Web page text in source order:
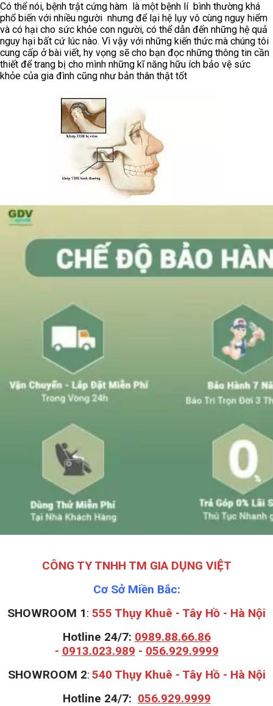
Có thể nói, bệnh trật cứng hàm là một bệnh lí bình thường khá
phổ biến với nhiều người nhưng để lại hệ lụy vô cùng nguy hiểm
và có hại cho sức khỏe con người, có thể dẫn đến những hệ quả
nguy hại bất cứ lúc nào. Vì vậy với những kiến thức mà chúng tôi
cung cấp ở bài viết, hy vọng sẽ cho bạn đọc những thông tin cần
thiết để trang bị cho mình những kĩ năng hữu ích bảo vệ sức
khỏe của gia đình cũng như bản thân thật tốt
CÔNG TY TNHH TM GIA DỤNG VIỆT
Cơ Sở Miền Bắc:
SHOWROOM 1: 555 Thụy Khuê - Tây Hồ - Hà Nội
Hotline 24/7: 0989.88.66.86
- 0913.023.989 - 056.929.9999
SHOWROOM 2: 540 Thụy Khuê - Tây Hồ - Hà Nội
Hotline 24/7: 056.929.9999